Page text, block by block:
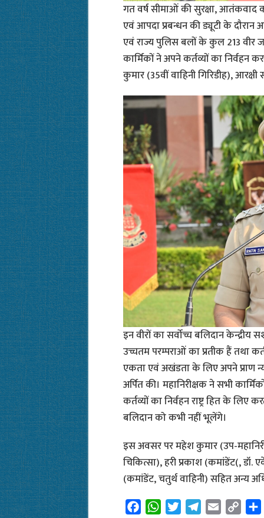
गत वर्ष सीमाओं की सुरक्षा, आतंकवाद
एवं आपदा प्रबन्धन की ड्यूटी के दौरान
एवं राज्य पुलिस बलों के कुल 213 वीर
कार्मिकों ने अपने कर्तव्यों का निर्वहन
कुमार (35वीं वाहिनी गिरिडीह),
इन वीरों का सर्वोच्च बलिदान केन्द्रीय
उच्चतम परम्पराओं का प्रतीक हैं तथा
एकता एवं अखंडता के लिए अपने प्राण
अर्पित की। महानिरीक्षक ने सभी
कर्तव्यों का निर्वहन राष्ट्र हित के
बलिदान को कभी नहीं भूलेंगे।
इस अवसर पर महेश कुमार (उप-
चिकित्सा), हरी प्रकाश (कमांडेंट(, डॉ.
(कमांडेंट, चतुर्थ वाहिनी) सहित अन्य
F
W
T
T
E
C
S